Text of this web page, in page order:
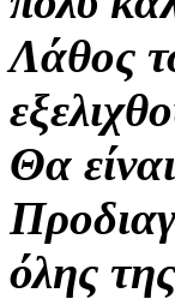
Λάθος
Θα
όλης